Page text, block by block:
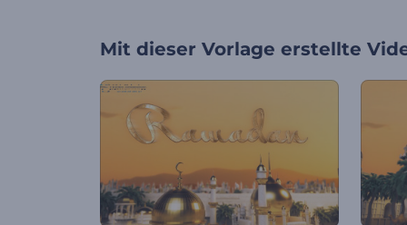
Mit dieser Vorlage erstellte